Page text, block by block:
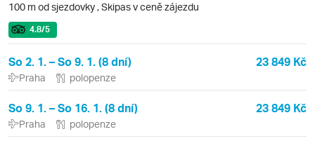
100 m od sjezdovky ,Skipas v ceně zájezdu
4.8/5
So 2. 1. – So 9. 1. (8 dní) 23 849 Kč
Praha polopenze
So 9. 1. – So 16. 1. (8 dní) 23 849 Kč
Praha polopenze